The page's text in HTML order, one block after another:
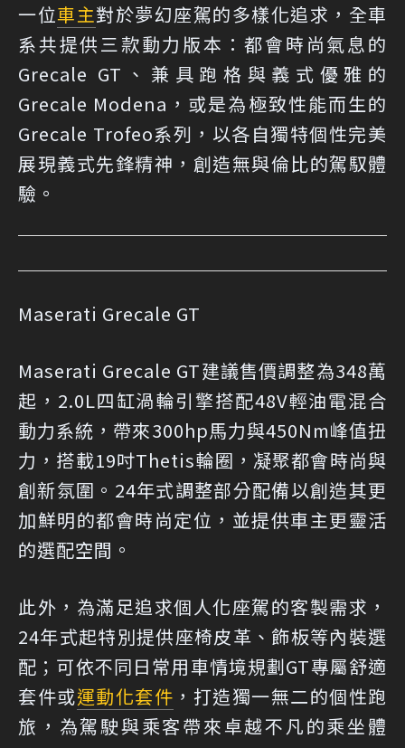
一位車主對於夢幻座駕的多樣化追求，全車
系共提供三款動力版本：都會時尚氣息的
Grecale GT、兼具跑格與義式優雅的
Grecale Modena，或是為極致性能而生的
Grecale Trofeo系列，以各自獨特個性完美
展現義式先鋒精神，創造無與倫比的駕馭體
驗。
Maserati Grecale GT
Maserati Grecale GT建議售價調整為348萬
起，2.0L四缸渦輪引擎搭配48V輕油電混合
動力系統，帶來300hp馬力與450Nm峰值扭
力，搭載19吋Thetis輪圈，凝聚都會時尚與
創新氛圍。24年式調整部分配備以創造其更
加鮮明的都會時尚定位，並提供車主更靈活
的選配空間。
此外，為滿足追求個人化座駕的客製需求，
24年式起特別提供座椅皮革、飾板等內裝選
配；可依不同日常用車情境規劃GT專屬舒適
套件或運動化套件 ，打造獨一無二的個性跑
旅，為駕駛與乘客帶來卓越不凡的乘坐體